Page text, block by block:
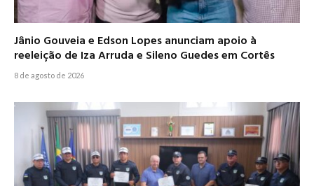
Jânio Gouveia e Edson Lopes anunciam apoio à
reeleição de Iza Arruda e Sileno Guedes em Cortês
8 de agosto de 2026